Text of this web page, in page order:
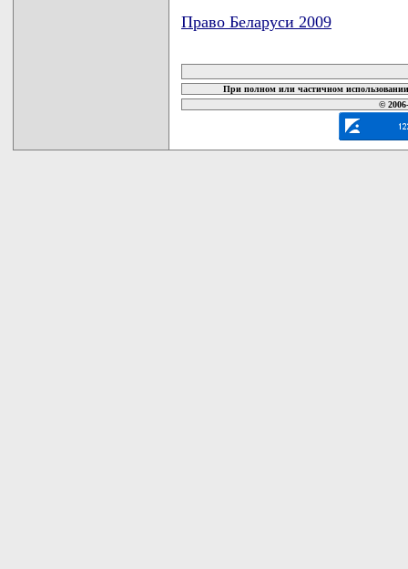
Право Беларуси 2009
При полном или частичном
©